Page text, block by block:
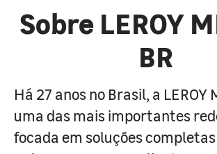
Sobre LEROY
BR
Há 27 anos no Brasil, a LEROY
uma das mais importantes
focada em soluções